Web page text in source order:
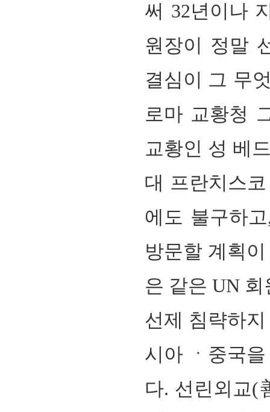
써 32년이나
원장이 정말
결심이 그 무
로마 교황청
교황인 성 베
대 프란치스
에도 불구하
방문할 계획
은 같은 UN 회
선제 침략하
시아 ㆍ 중국
다. 선린외교(